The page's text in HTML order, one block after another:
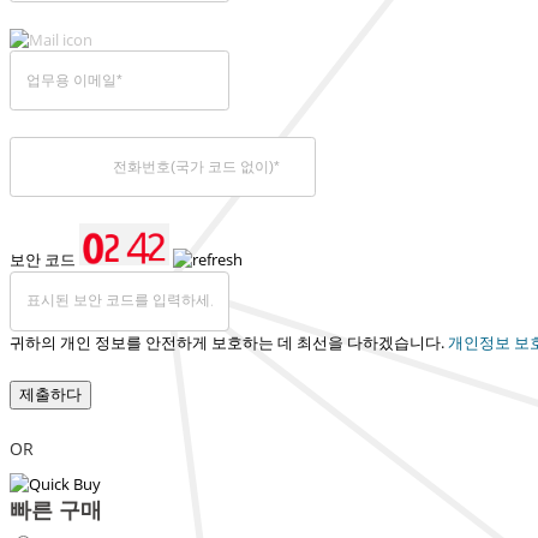
보안 코드
귀하의 개인 정보를 안전하게 보호하는 데 최선을 다하겠습니다. 개인정보 보
제출하다
OR
빠른 구매